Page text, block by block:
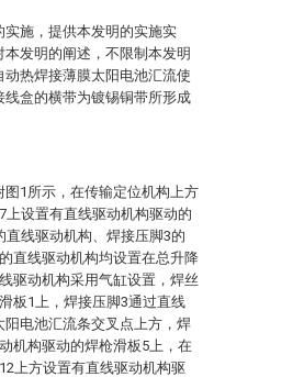
施，提供本发明的实施实
发明的阐述，不限制本发明
热焊接薄膜太阳电池汇流使
盒的横带为镀锡铜带所形成
1所示，在传输定位机构上方
设置有直线驱动机构驱动的
线驱动机构、焊接压脚3的
直线驱动机构均设置在总升降
驱动机构采用气缸设置，焊丝
板1上，焊接压脚3通过直线
电池汇流条交叉点上方，焊
机构驱动的焊枪滑板5上，在
上方设置有直线驱动机构驱